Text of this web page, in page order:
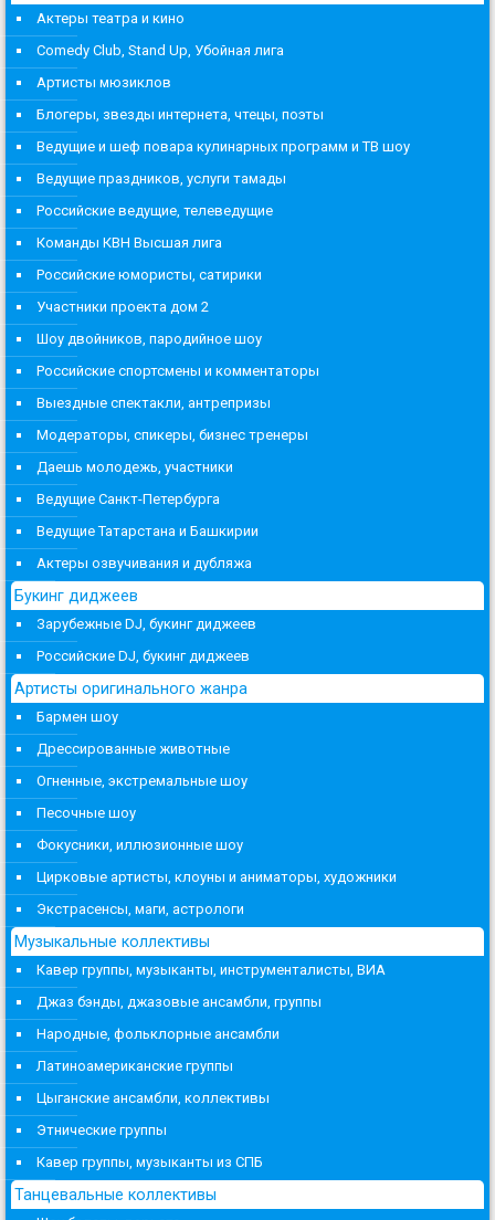
Актеры театра и кино
Comedy Club, Stand Up, Убойная лига
Артисты мюзиклов
Блогеры, звезды интернета, чтецы, поэты
Ведущие и шеф повара кулинарных программ и ТВ шоу
Ведущие праздников, услуги тамады
Российские ведущие, телеведущие
Команды КВН Высшая лига
Российские юмористы, сатирики
Участники проекта дом 2
Шоу двойников, пародийное шоу
Российские спортсмены и комментаторы
Выездные спектакли, антрепризы
Модераторы, спикеры, бизнес тренеры
Даешь молодежь, участники
Ведущие Санкт-Петербурга
Ведущие Татарстана и Башкирии
Актеры озвучивания и дубляжа
Букинг диджеев
Зарубежные DJ, букинг диджеев
Российские DJ, букинг диджеев
Артисты оригинального жанра
Бармен шоу
Дрессированные животные
Огненные, экстремальные шоу
Песочные шоу
Фокусники, иллюзионные шоу
Цирковые артисты, клоуны и аниматоры, художники
Экстрасенсы, маги, астрологи
Музыкальные коллективы
Кавер группы, музыканты, инструменталисты, ВИА
Джаз бэнды, джазовые ансамбли, группы
Народные, фольклорные ансамбли
Латиноамериканские группы
Цыганские ансамбли, коллективы
Этнические группы
Кавер группы, музыканты из СПБ
Танцевальные коллективы